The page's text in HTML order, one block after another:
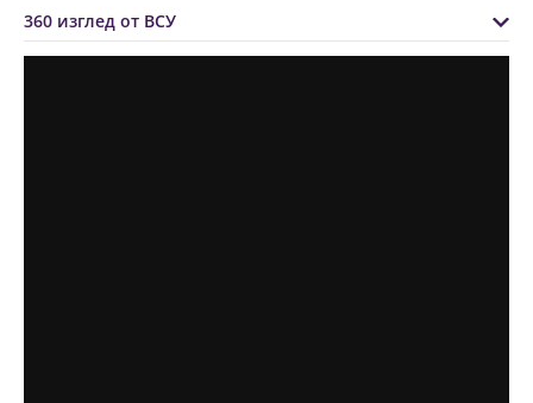
360 изглед от ВСУ